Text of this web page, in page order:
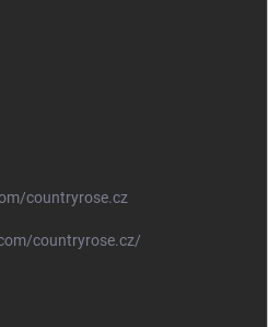
countryrose.cz
countryrose.cz/